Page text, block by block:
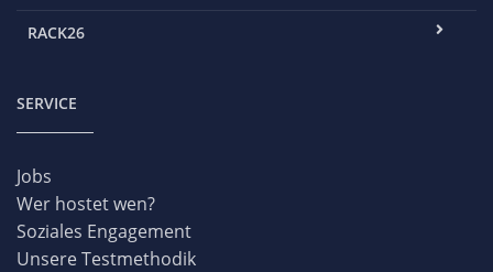
RACK26
SERVICE
Jobs
Wer hostet wen?
Soziales Engagement
Unsere Testmethodik